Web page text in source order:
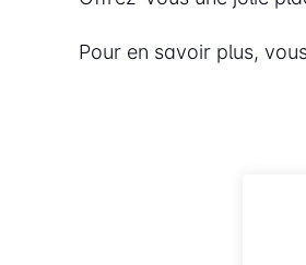
Pour en savoir plus,